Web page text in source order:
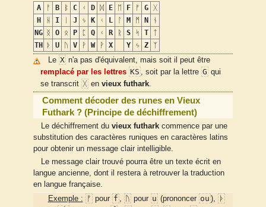
A
ᚨ B ᛒ C ᚲ D ᛞ E ᛖ F ᚠ G
ᚷ
H
ᚺ I J ᛃ K ᚲ L ᛚ M ᛗ N
ᚾ
NG ᛝ O ᛟ P ᛈ Q ᚲ R ᚱ S ᛋ T
ᛏ
TH
ᚦ U ᚢ V ᚹ W ᚹ X Y ᛃ Z
ᛉ
Le Xn'a pas d'équivalent, mais soit il peut être
remplacé par les lettres KS , soit par la lettre G qui
se transcrit ᚷ en vieux futhark.
Comment décoder des runes en Vieux
Futhark ? (Principe de déchiffrement)
Le déchiffrement du vieux futharkcommence par une
substitution des caractères runiques en caractères latins
pour obtenir un message clair intelligible.
Le message clair trouvé pourra être un texte écrit en
langue ancienne, dont il restera à retrouver la traduction
en langue française.
Exemple :
ᚠ pour f, ᚢpour u(prononcer ou), ᚦ